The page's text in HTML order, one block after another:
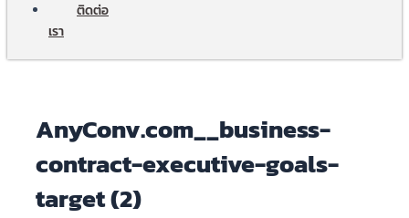
ติดต่อ
เรา
AnyConv.com__business-
contract-executive-goals-
target (2)